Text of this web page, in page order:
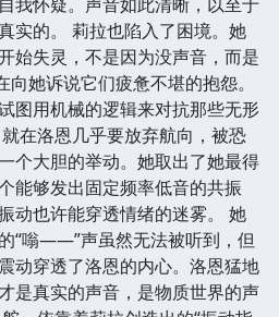
实的。 莉拉也陷入了困境。她
始失灵，不是因为没声音，而是
向她诉说它们疲惫不堪的抱怨。
图用机械的逻辑来对抗那些无形
在洛恩几乎要放弃航向，被恐
个大胆的举动。她取出了她最得
够发出固定频率低音的共振
动也许能穿透情绪的迷雾。 她
“嗡——”声虽然无法被听到，但
动穿透了洛恩的内心。洛恩猛地
是真实的声音，是物质世界的声